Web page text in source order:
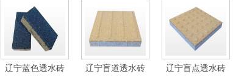
辽宁蓝色透水砖 辽宁盲道透水砖 辽宁盲点透水砖